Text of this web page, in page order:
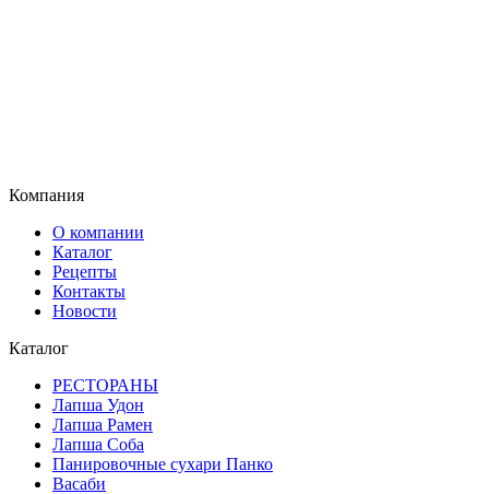
Компания
О компании
Каталог
Рецепты
Контакты
Новости
Каталог
РЕСТОРАНЫ
Лапша Удон
Лапша Рамен
Лапша Соба
Панировочные сухари Панко
Васаби